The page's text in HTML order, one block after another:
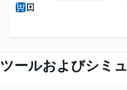
ツールおよびシミ